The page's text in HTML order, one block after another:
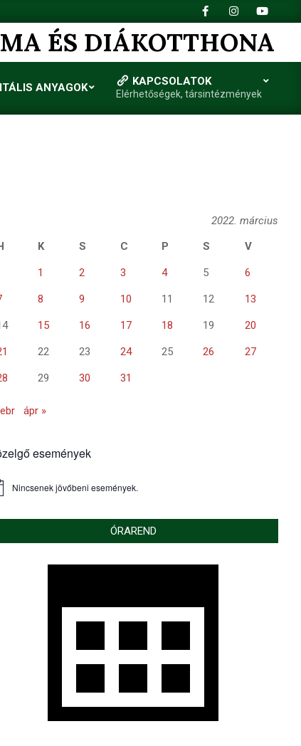
ÉS DIÁKOTTHONA
ANYAGOK KAPCSOLATOK
Elérhetőségek, társintézmények
2022. március
K S C P S V
1 2 3 4 5 6
8 9 10 11 12 13
15 16 17 18 19 20
22 23 24 25 26 27
29 30 31
ápr »
események
Nincsenek jövőbeni események.
ÓRAREND